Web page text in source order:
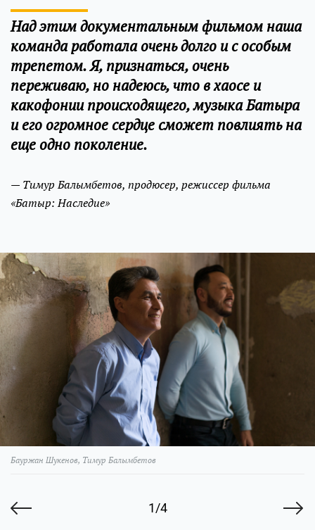
Над этим документальным фильмом наша
команда работала очень долго и с особым
трепетом. Я, признаться, очень
переживаю, но надеюсь, что в хаосе и
какофонии происходящего, музыка Батыра
и его огромное сердце сможет повлиять на
еще одно поколение.
— Тимур Балымбетов, продюсер, режиссер фильма
«Батыр: Наследие»
1/4
Бауржан Шукенов, Тимур Балымбетов